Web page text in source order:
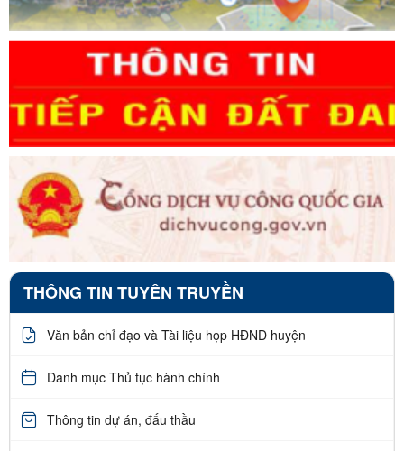
THÔNG TIN TUYÊN TRUYỀN
Văn bản chỉ đạo và Tài liệu họp HĐND huyện
Danh mục Thủ tục hành chính
Thông tin dự án, đấu thầu